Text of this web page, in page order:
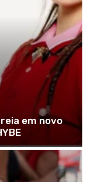
em novo